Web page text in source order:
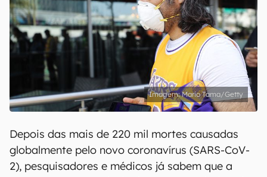
Mario Tama/Getty
Depois das mais de 220 mil mortes causadas
globalmente pelo novo coronavírus (SARS-CoV-
2), pesquisadores e médicos já sabem que a